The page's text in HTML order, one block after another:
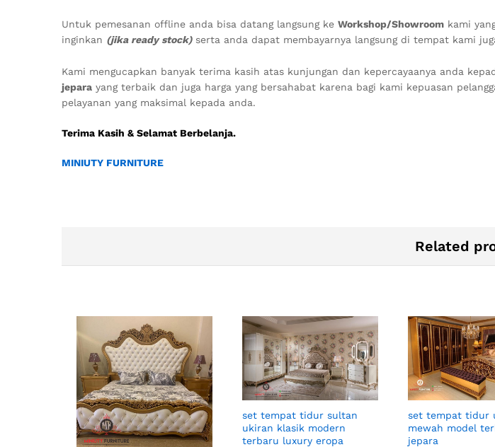
Untuk pemesanan offline anda bisa datang langsung ke Workshop/Showroom kami
inginkan (jika ready stock)serta anda dapat membayarnya langsung di tempat kami
Kami mengucapkan banyak terima kasih atas kunjungan dan kepercayaanya anda
jepara yang terbaik dan juga harga yang bersahabat karena bagi kami kepuasan
pelayanan yang maksimal kepada anda.
Terima Kasih & Selamat Berbelanja.
MINIUTY FURNITURE
Related
set tempat tidur sultan
ukiran klasik modern
terbaru luxury eropa
set tempat tidur
mewah model
jepara